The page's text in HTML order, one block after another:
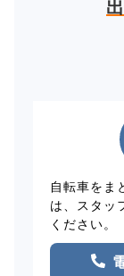
自転車をま
は、スタッ
ください。